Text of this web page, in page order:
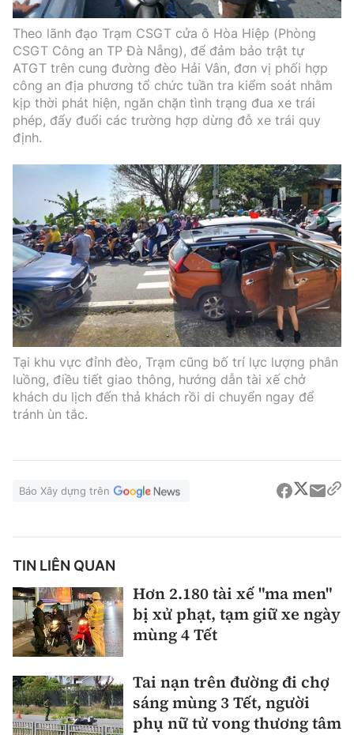
Theo lãnh đạo Trạm CSGT cửa ô Hòa Hiệp (Phòng
CSGT Công an TP Đà Nẵng), để đảm bảo trật tự
ATGT trên cung đường đèo Hải Vân, đơn vị phối hợp
công an địa phương tổ chức tuần tra kiểm soát nhằm
kịp thời phát hiện, ngăn chặn tình trạng đua xe trái
phép, đẩy đuổi các trường hợp dừng đỗ xe trái quy
định.
Tại khu vực đỉnh đèo, Trạm cũng bố trí lực lượng phân
luồng, điều tiết giao thông, hướng dẫn tài xế chở
khách du lịch đến thả khách rồi di chuyển ngay để
tránh ùn tắc.
Báo Xây dựng trên
TIN LIÊN QUAN
Hơn 2.180 tài xế "ma men"
bị xử phạt, tạm giữ xe ngày
mùng 4 Tết
Tai nạn trên đường đi chợ
sáng mùng 3 Tết, người
phụ nữ tử vong thương tâm